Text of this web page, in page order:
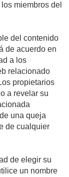
miembros del
del contenido
de acuerdo en
a los
relacionado
propietarios
a revelar su
una queja
de cualquier
de elegir su
un nombre